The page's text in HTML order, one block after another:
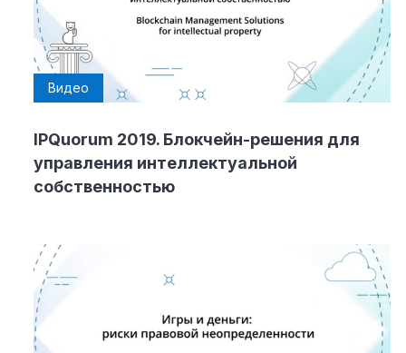
Видео
IPQuorum 2019. Блокчейн-решения для
управления интеллектуальной
собственностью